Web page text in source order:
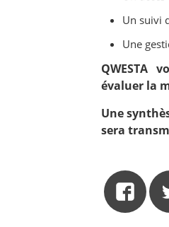
Un suivi
Une
QWESTA
évaluer la
Une
sera